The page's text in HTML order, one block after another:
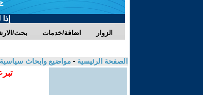
بحث/ اضافة/خدمات الزوار
الصفحة الرئيسية - مواضيع وابحاث سياسية